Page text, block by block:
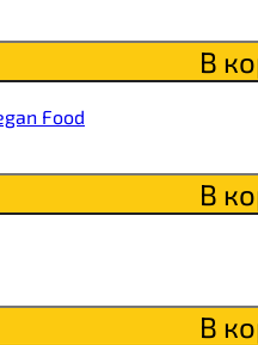
Chikapie
В
Food
В
В